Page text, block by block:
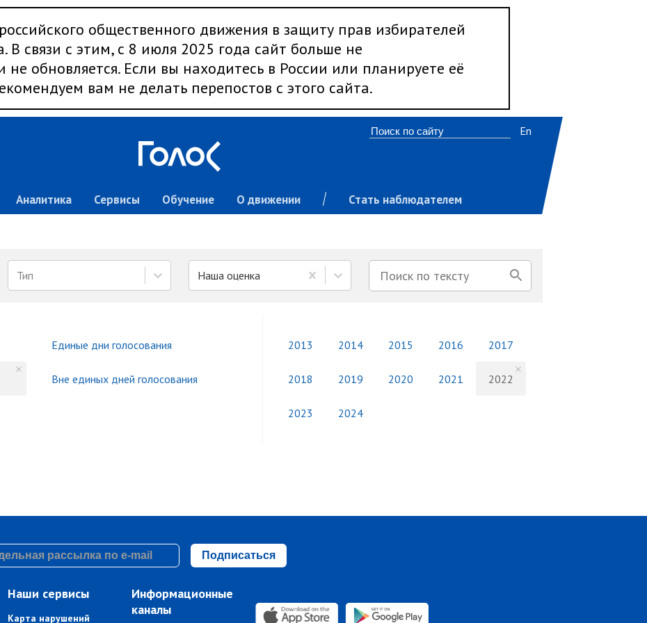
общественного движения в защиту прав избирателей
В связи с этим, с 8 июля 2025 года сайт больше не
не обновляется. Если вы находитесь в России или планируете её
вам не делать перепостов с этого сайта.
Аналитика Сервисы Обучение О движении Стать наблюдателем
En
Тип Наша оценка
Единые дни голосования
Вне единых дней голосования
2013 2014 2015 2016 2017
2018 2019 2020 2021 2022
2023 2024
Подписаться
Наши сервисы
Карта нарушений
Информационные
каналы